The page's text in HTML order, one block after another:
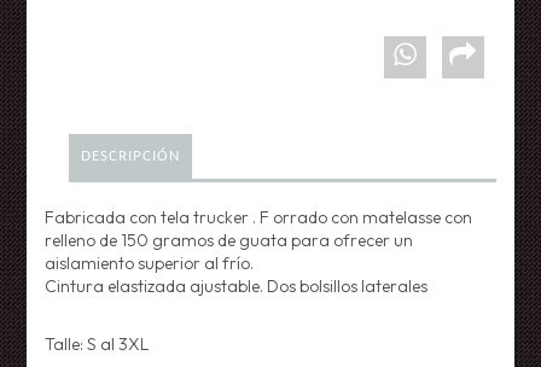
DESCRIPCIÓN
Fabricada con tela trucker . F orrado con matelasse con
relleno de 150 gramos de guata para ofrecer un
aislamiento superior al frío.
Cintura elastizada ajustable. Dos bolsillos laterales
Talle: S al 3XL